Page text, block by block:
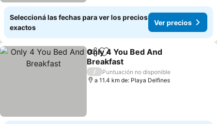
Seleccioná las fechas para ver los precios
exactos
Ver precios
CompartirAñadir a favoritos
Only 4 You Bed And
Breakfast
Ver precios
/
Puntuación no disponible
a 11.4 km de: Playa Delfines